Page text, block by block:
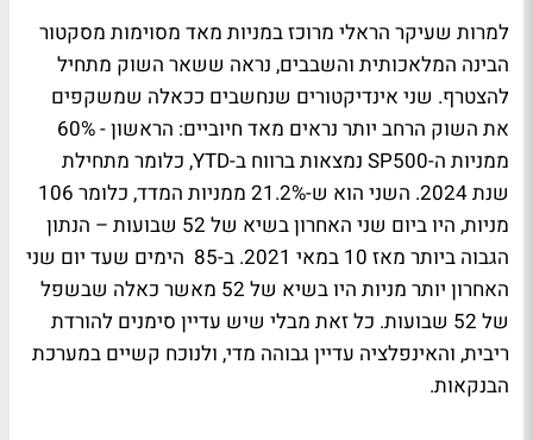
למרות שעיקר הראלי מרוכז במניות מאד מסוימות מסקטור
הבינה המלאכותית והשבבים, נראה ששאר השוק מתחיל
להצטרף. שני אינדיקטורים שנחשבים ככאלה שמשקפים
את השוק הרחב יותר נראים מאד חיוביים: הראשון - 60%
ממניות ה-SP500 נמצאות ברווח ב-YTD, כלומר מתחילת
שנת 2024. השני הוא ש-21.2% ממניות המדד, כלומר 106
מניות, היו ביום שני האחרון בשיא של 52 שבועות – הנתון
הגבוה ביותר מאז 10 במאי 2021. ב-85 הימים שעד יום שני
האחרון יותר מניות היו בשיא של 52 מאשר כאלה שבשפל
של 52 שבועות. כל זאת מבלי שיש עדיין סימנים להורדת
ריבית, והאינפלציה עדיין גבוהה מדי, ולנוכח קשיים במערכת
הבנקאות.